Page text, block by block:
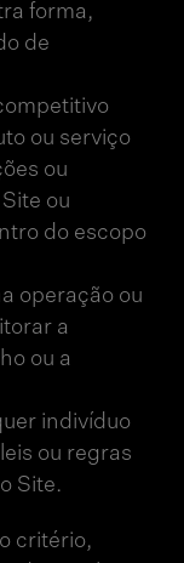
forma,
de
ou serviço
ou
ou
do escopo
operação ou
a
ou a
indivíduo
ou regras
Site.
critério,